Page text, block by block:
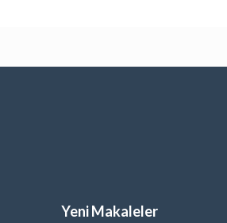
Yeni Makaleler